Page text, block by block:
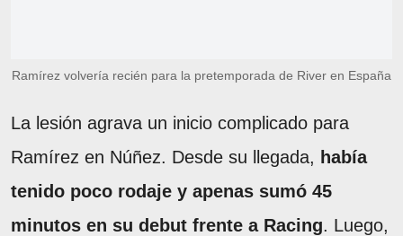
Ramírez volvería recién para la pretemporada de River en España
La lesión agrava un inicio complicado para
Ramírez en Núñez. Desde su llegada, había
tenido poco rodaje y apenas sumó 45
minutos en su debut frente a Racing. Luego,